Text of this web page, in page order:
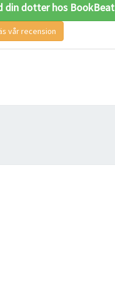
din dotter hos BookBeat
vår recension